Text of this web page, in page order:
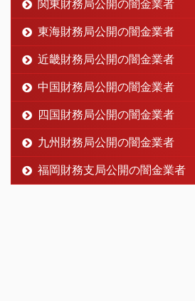
関東財務局公開の闇金業者
東海財務局公開の闇金業者
近畿財務局公開の闇金業者
中国財務局公開の闇金業者
四国財務局公開の闇金業者
九州財務局公開の闇金業者
福岡財務支局公開の闇金業者